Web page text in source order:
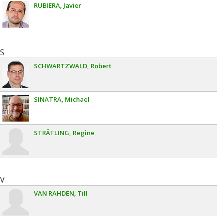
RUBIERA Javier
S
SCHWARTZWALD Robert
SINATRA Michael
STRÄTLING Regine
V
VAN RAHDEN Till